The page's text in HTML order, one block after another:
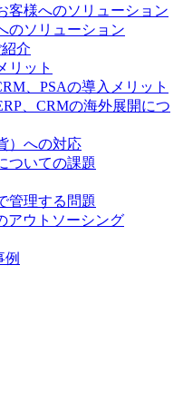
客様へのソリューション
のソリューション
介
リット
、PSAの導入メリット
、CRMの海外展開につ
）への対応
ついての課題
管理する問題
アウトソーシング
例